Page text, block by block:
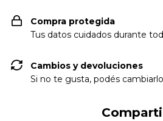
Compra protegida
Tus datos cuidados durante
Cambios y devoluciones
Si no te gusta, podés